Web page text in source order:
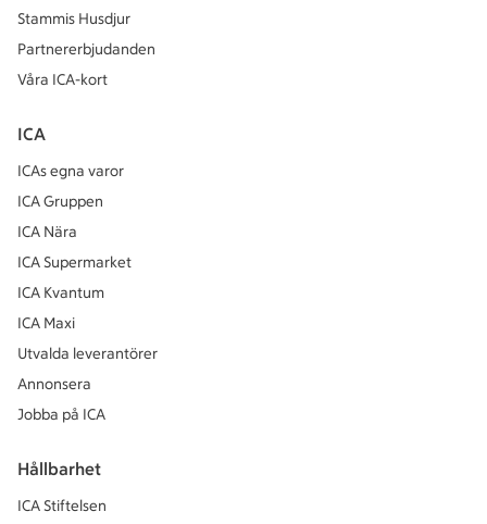
Stammis Husdjur
Partnererbjudanden
Våra ICA-kort
ICA
ICAs egna varor
ICA Gruppen
ICA Nära
ICA Supermarket
ICA Kvantum
ICA Maxi
Utvalda leverantörer
Annonsera
Jobba på ICA
Hållbarhet
ICA Stiftelsen